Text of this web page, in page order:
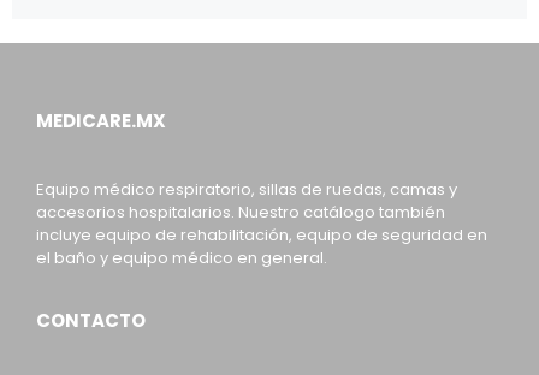
MEDICARE.MX
Equipo médico respiratorio, sillas de ruedas, camas y
accesorios hospitalarios. Nuestro catálogo también
incluye equipo de rehabilitación, equipo de seguridad en
el baño y equipo médico en general.
CONTACTO